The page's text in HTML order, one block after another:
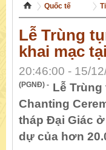
Quốc tế
Lễ Trùng
khai mạc
20:46:00 - 15/
(PGNĐ) - Lễ Trùng
Chanting
tháp Đại Giác
dự của hơn